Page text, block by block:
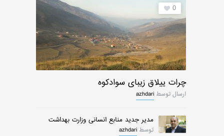
0
چرات ییلاق زیبای سوادکوه
ارسال توسطazhdari
مدیر جدید منابع انسانی وزارت بهداشت
توسطazhdari